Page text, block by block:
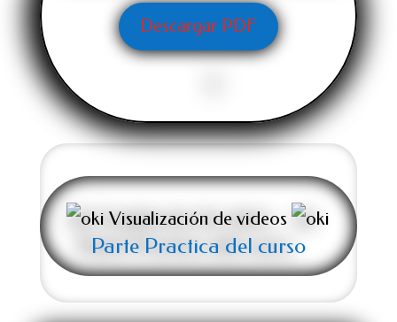
Descargar PDF
Visualización de videos
Parte Practica del curso